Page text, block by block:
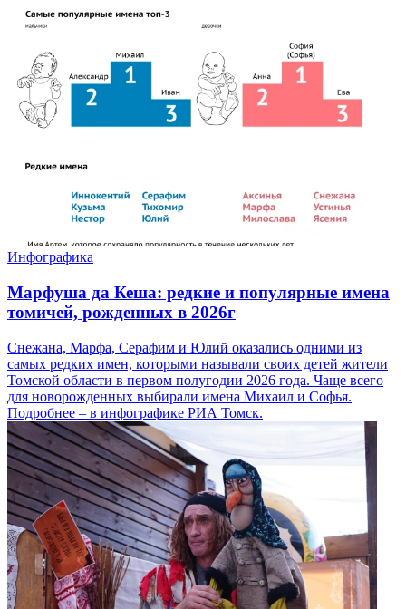
Инфографика
Марфуша да Кеша: редкие и популярные имена
томичей, рожденных в 2026г
Снежана, Марфа, Серафим и Юлий оказались одними из
самых редких имен, которыми называли своих детей жители
Томской области в первом полугодии 2026 года. Чаще всего
для новорожденных выбирали имена Михаил и Софья.
Подробнее – в инфографике РИА Томск.